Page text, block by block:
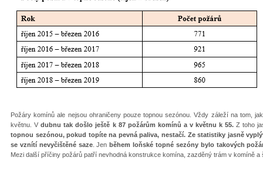
Požáry komínů ale nejsou ohraničeny pouze topnou sezónou. Vždy záleží na tom,
květnu. Vdubnu tak došlo ještě k 87 požárům komínů a v květnu k 55. Z toho
topnou sezónou, pokud topíte na pevná paliva, nestačí. Ze statistiky jasně
se vznítí nevyčištěné saze. Jenběhem loňské topné sezóny bylo takových
Mezi další příčiny požárů patří nevhodná konstrukce komína, zazděný trám v komíně a